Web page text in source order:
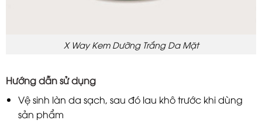
X Way Kem Dưỡng Trắng Da Mặt
Hướng dẫn sử dụng
Vệ sinh làn da sạch, sau đó lau khô trước khi dùng
sản phẩm